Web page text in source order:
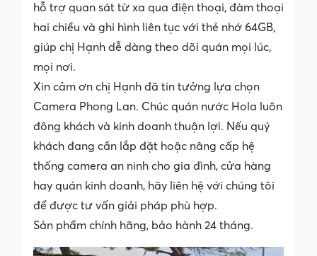
hỗ trợ quan sát từ xa qua điện thoại, đàm thoại
hai chiều và ghi hình liên tục với thẻ nhớ 64GB,
giúp chị Hạnh dễ dàng theo dõi quán mọi lúc,
mọi nơi.
Xin cảm ơn chị Hạnh đã tin tưởng lựa chọn
Camera Phong Lan. Chúc quán nước Hola luôn
đông khách và kinh doanh thuận lợi. Nếu quý
khách đang cần lắp đặt hoặc nâng cấp hệ
thống camera an ninh cho gia đình, cửa hàng
hay quán kinh doanh, hãy liên hệ với chúng tôi
để được tư vấn giải pháp phù hợp.
Sản phẩm chính hãng, bảo hành 24 tháng.